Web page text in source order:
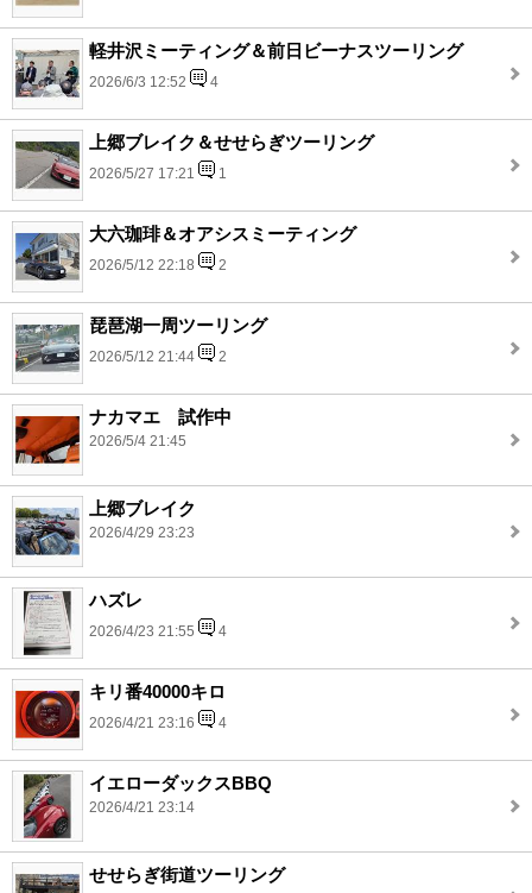
軽井沢ミーティング＆前日ビーナスツーリング
2026/6/3 12:52 4
上郷ブレイク＆せせらぎツーリング
2026/5/27 17:21 1
大六珈琲＆オアシスミーティング
2026/5/12 22:18 2
琵琶湖一周ツーリング
2026/5/12 21:44 2
ナカマエ 試作中
2026/5/4 21:45
上郷ブレイク
2026/4/29 23:23
ハズレ
2026/4/23 21:55 4
キリ番40000キロ
2026/4/21 23:16 4
イエローダックスBBQ
2026/4/21 23:14
せせらぎ街道ツーリング